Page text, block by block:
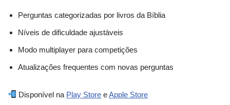
Perguntas categorizadas por livros da Bíblia
Níveis de dificuldade ajustáveis
Modo multiplayer para competições
Atualizações frequentes com novas perguntas
Disponível na Play Store eApple Store